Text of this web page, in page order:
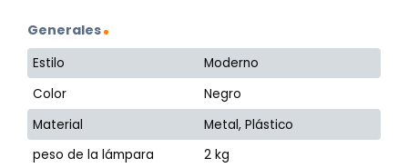
Generales
Estilo
Moderno
Color
Negro
Material
Metal, Plástico
peso de la lámpara
2 kg